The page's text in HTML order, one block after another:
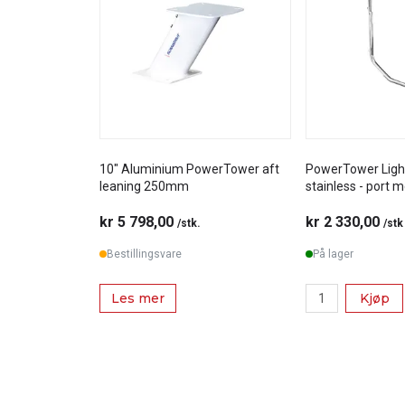
10" Aluminium PowerTower aft
leaning 250mm
kr 5 798,00 /stk.
Bestillingsvare
Les mer
PowerTower
stainless - port
kr 2 330,00 /stk
På lager
Kjøp